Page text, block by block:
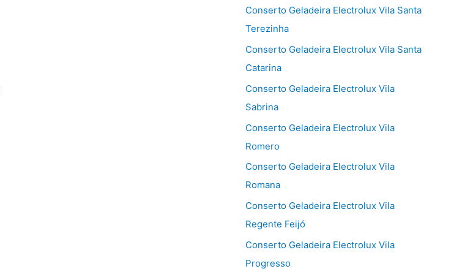
Conserto Geladeira Electrolux Vila Santa
Terezinha
Conserto Geladeira Electrolux Vila Santa
Catarina
Conserto Geladeira Electrolux Vila
Sabrina
Conserto Geladeira Electrolux Vila
Romero
Conserto Geladeira Electrolux Vila
Romana
Conserto Geladeira Electrolux Vila
Regente Feijó
Conserto Geladeira Electrolux Vila
Progresso